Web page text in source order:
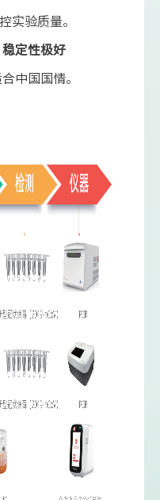
实验质量。
定性极好
中国国情。